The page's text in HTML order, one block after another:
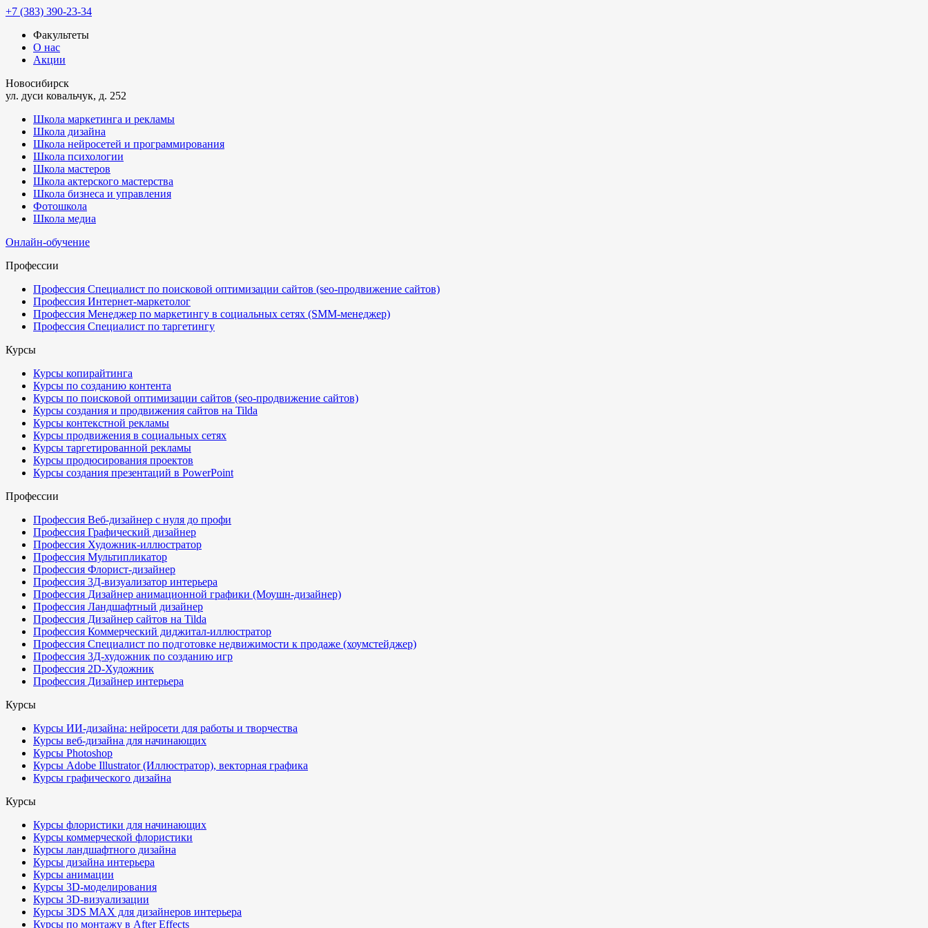
+7 (383) 390-23-34
Факультеты
О нас
Акции
Новосибирск
ул. дуси ковальчук, д. 252
Школа маркетинга и рекламы
Школа дизайна
Школа нейросетей и программирования
Школа психологии
Школа мастеров
Школа актерского мастерства
Школа бизнеса и управления
Фотошкола
Школа медиа
Онлайн-обучение
Профессии
Профессия Специалист по поисковой оптимизации сайтов (seo-продвижение сайтов)
Профессия Интернет-маркетолог
Профессия Менеджер по маркетингу в социальных сетях (SMM-менеджер)
Профессия Специалист по таргетингу
Курсы
Курсы копирайтинга
Курсы по созданию контента
Курсы по поисковой оптимизации сайтов (seo-продвижение сайтов)
Курсы создания и продвижения сайтов на Tilda
Курсы контекстной рекламы
Курсы продвижения в социальных сетях
Курсы таргетированной рекламы
Курсы продюсирования проектов
Курсы создания презентаций в PowerPoint
Профессии
Профессия Веб-дизайнер с нуля до профи
Профессия Графический дизайнер
Профессия Художник-иллюстратор
Профессия Мультипликатор
Профессия Флорист-дизайнер
Профессия 3Д-визуализатор интерьера
Профессия Дизайнер анимационной графики (Моушн-дизайнер)
Профессия Ландшафтный дизайнер
Профессия Дизайнер сайтов на Tilda
Профессия Коммерческий диджитал-иллюстратор
Профессия Специалист по подготовке недвижимости к продаже (хоумстейджер)
Профессия 3Д-художник по созданию игр
Профессия 2D-Художник
Профессия Дизайнер интерьера
Курсы
Курсы ИИ-дизайна: нейросети для работы и творчества
Курсы веб-дизайна для начинающих
Курсы Photoshop
Курсы Adobe Illustrator (Иллюстратор), векторная графика
Курсы графического дизайна
Курсы
Курсы флористики для начинающих
Курсы коммерческой флористики
Курсы ландшафтного дизайна
Курсы дизайна интерьера
Курсы анимации
Курсы 3D-моделирования
Курсы 3D-визуализации
Курсы 3DS MAX для дизайнеров интерьера
Курсы по монтажу в After Effects